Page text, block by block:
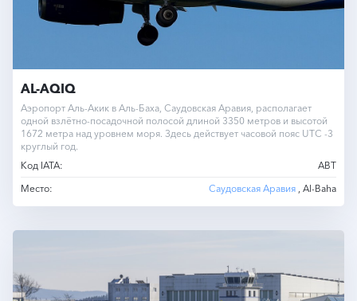
AL-AQIQ
Аэропорт Аль-Акик в Аль-Баха, Саудовская Аравия, располагает
одной взлётно-посадочной полосой длиной 3350 метров и высотой
1672 метра над уровнем моря. Здесь действует часовой пояс UTC -3
круглый год.
Код IATA:
ABT
Место:
Саудовская Аравия , Al-Baha